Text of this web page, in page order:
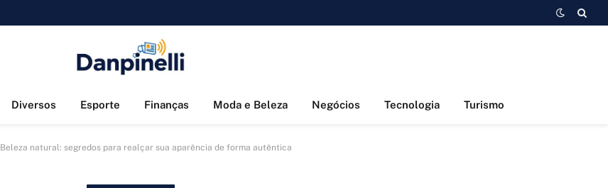
Diversos Esporte Finanças Moda e Beleza Negócios Tecnologia Turismo
Beleza natural: segredos para realçar sua aparência de forma autêntica